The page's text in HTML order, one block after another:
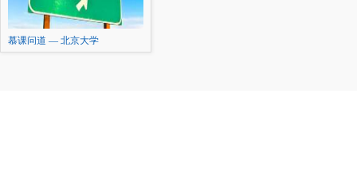
慕课问道 — 北京大学